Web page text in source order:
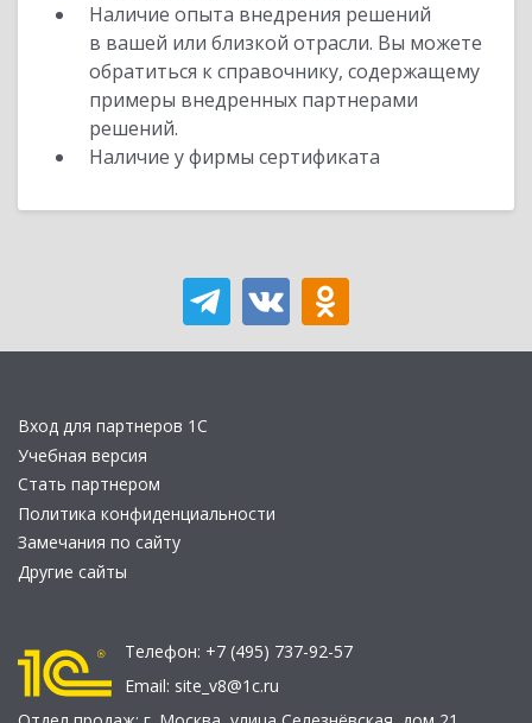
Наличие опыта внедрения решений
в вашей или близкой отрасли. Вы можете
обратиться к справочнику, содержащему
примеры внедренных партнерами
решений.
Наличие у фирмы сертификата
Вход для партнеров 1С
Учебная версия
Стать партнером
Политика конфиденциальности
Замечания по сайту
Другие сайты
Телефон: +7 (495) 737-92-57
Email: site_v8@1c.ru